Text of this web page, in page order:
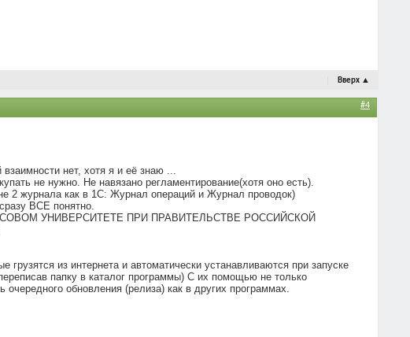
Вверх ▲
#4
нет, хотя я и её знаю ...
не нужно. Не навязано регламентирование(хотя оно есть).
2 журнала как в 1С: Журнал операций и Журнал проводок)
ВСЕ понятно.
УНИВЕРСИТЕТЕ ПРИ ПРАВИТЕЛЬСТВЕ РОССИЙСКОЙ
из интернета и автоматически устанавливаются при запуске
папку в каталог программы) С их помощью не только
обновления (релиза) как в других программах.